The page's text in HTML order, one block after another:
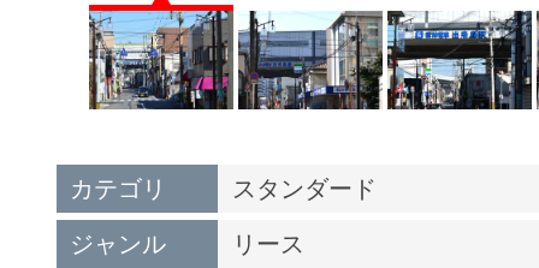
カテゴリ スタンダード
ジャンル リース